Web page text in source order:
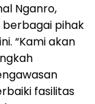
Nganro,
pihak
“Kami akan
fasilitas